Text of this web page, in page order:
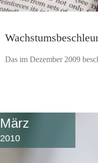
Das im Dezember 2009
März
2010